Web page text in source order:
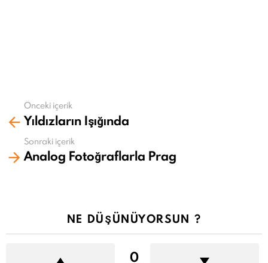
Daha
fazla
Önceki içerik
Yıldızların Işığında
Sonraki içerik
Analog Fotoğraflarla Prag
NE DÜŞÜNÜYORSUN ?
0